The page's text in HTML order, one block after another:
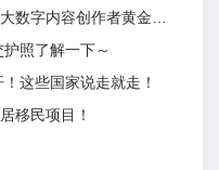
内容创作者黄金签证项目
照了解一下～
这些国家说走就走！
移民项目！